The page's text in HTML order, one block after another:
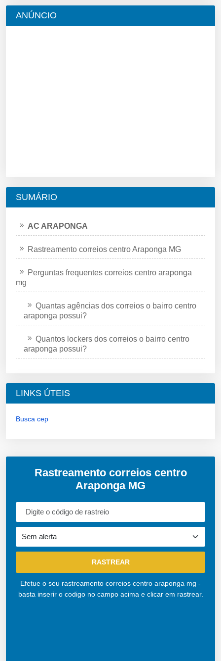
ANÚNCIO
SUMÁRIO
AC ARAPONGA
Rastreamento correios centro Araponga MG
Perguntas frequentes correios centro araponga
mg
Quantas agências dos correios o bairro centro
araponga possui?
Quantos lockers dos correios o bairro centro
araponga possui?
LINKS ÚTEIS
Busca cep
Rastreamento correios centro
Araponga MG
Efetue o seu rastreamento correios centro araponga mg -
basta inserir o codigo no campo acima e clicar em rastrear.